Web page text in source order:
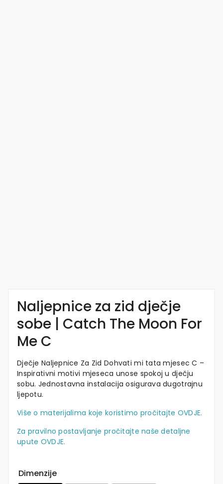
Naljepnice za zid dječje
sobe | Catch The Moon For
Me C
Dječje Naljepnice Za Zid Dohvati mi tata mjesec C –
Inspirativni motivi mjeseca unose spokoj u dječju
sobu. Jednostavna instalacija osigurava dugotrajnu
ljepotu.
Više o materijalima koje koristimo pročitajte OVDJE.
Za pravilno postavljanje pročitajte naše detaljne
upute OVDJE.
Dimenzije